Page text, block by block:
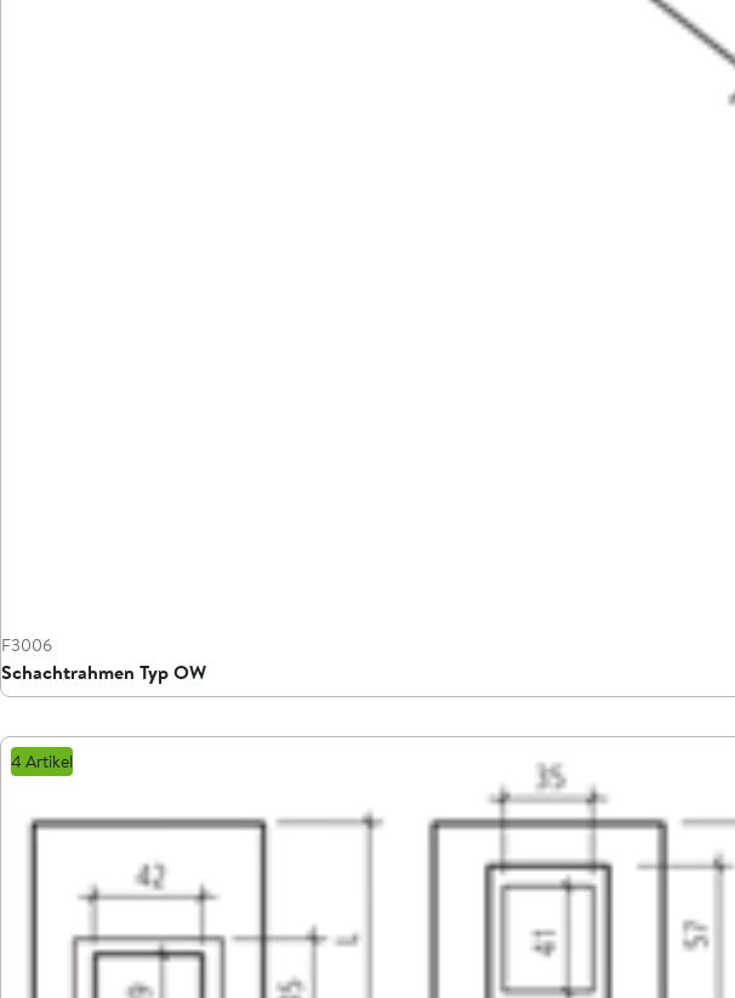
F3006
Schachtrahmen Typ OW
4 Artikel